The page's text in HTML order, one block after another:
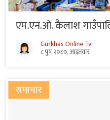
एम.एन.ओ. कैलाश
Gurkhas Online Tv
८ पुष २०८०, आइतवार
समाचार